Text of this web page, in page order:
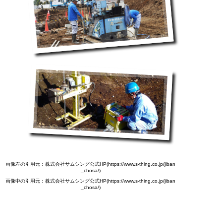
画像左の引用元：株式会社サムシング公式HP(https://www.s-thing.co.jp/jiban
_chosa/)
画像中の引用元：株式会社サムシング公式HP(https://www.s-thing.co.jp/jiban
_chosa/)